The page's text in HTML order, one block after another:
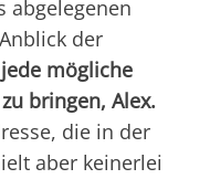
abgelegenen
der
mögliche
bringen, Alex.
die in der
aber keinerlei